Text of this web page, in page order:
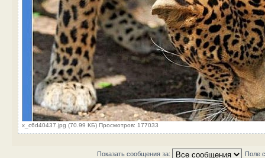
x_c6d40437.jpg (70.99 КБ) Просмотров: 177033
Показать сообщения за: Поле